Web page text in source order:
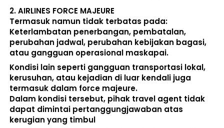
2. AIRLINES FORCE MAJEURE
Termasuk namun tidak terbatas pada:
Keterlambatan penerbangan, pembatalan,
perubahan jadwal, perubahan kebijakan bagasi,
atau gangguan operasional maskapai.
Kondisi lain seperti gangguan transportasi lokal,
kerusuhan, atau kejadian di luar kendali juga
termasuk dalam force majeure.
Dalam kondisi tersebut, pihak travel agent tidak
dapat dimintai pertanggungjawaban atas
kerugian yang timbul